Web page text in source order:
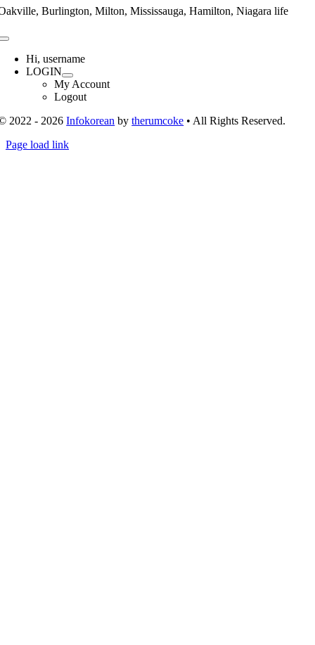
Burlington, Milton, Mississauga, Hamilton, Niagara life
Toggle
NavigationHi, username
LOGIN
My Account
Logout
2022 - 2026Infokorean bytherumcoke • All Rights Reserved.
Toggle
Page load link